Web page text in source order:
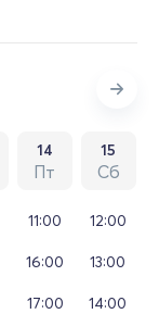
14
Пт
15
Сб
11:00
16:00
17:00
12:00
13:00
14:00